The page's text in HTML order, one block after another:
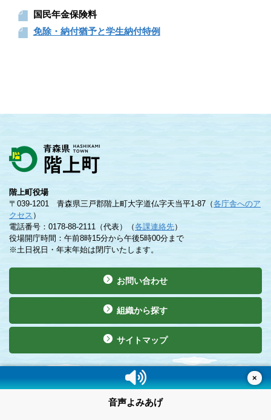
×
音声よみあげ
国民年金保険料
免除・納付猶予と学生納付特例
階上町役場
〒039-1201 青森県三戸郡階上町大字道仏字天当平1-87（各庁舎へのア
クセス ）
電話番号：0178-88-2111（代表）（各課連絡先）
役場開庁時間：午前8時15分から午後5時00分まで
※土日祝日・年末年始は閉庁いたします。
お問い合わせ
組織から探す
サイトマップ
©Copyright 2019 Hashikami Town. All rights reserved.